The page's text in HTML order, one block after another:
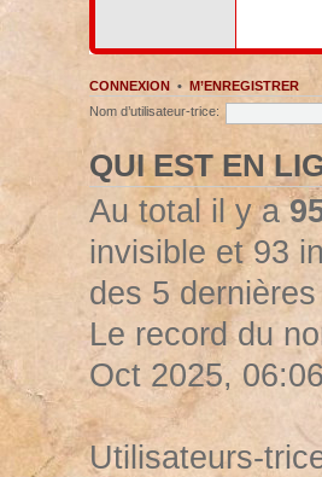
CONNEXION• M’ENREGISTRER
Nom d’utilisateur-trice:
QUI EST EN
Au total il y a
invisible et 93
des 5
Le record du
Oct 2025,
Utilisateurs-